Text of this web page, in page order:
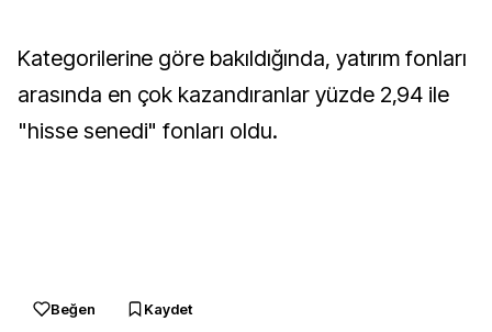
Kategorilerine göre bakıldığında, yatırım fonları
arasında en çok kazandıranlar yüzde 2,94 ile
"hisse senedi" fonları oldu.
Beğen Kaydet